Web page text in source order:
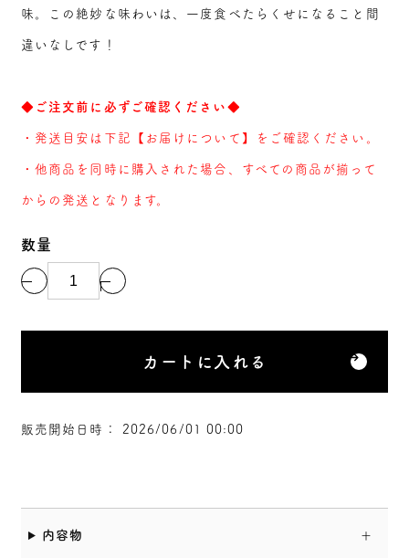
味。この絶妙な味わいは、一度食べたらくせになること間
違いなしです！
◆ご注文前に必ずご確認ください◆
・発送目安は下記【お届けについて】をご確認ください。
・他商品を同時に購入された場合、すべての商品が揃って
からの発送となります。
数量
カートに入れる
販売開始日時： 2026/06/01 00:00
内容物